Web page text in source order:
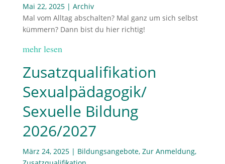
Mai 22, 2025| Archiv
Mal vom Alltag abschalten? Mal ganz um sich selbst
kümmern? Dann bist du hier richtig!
mehr lesen
Zusatzqualifikation
Sexualpädagogik/
Sexuelle Bildung
2026/2027
März 24, 2025| Bildungsangebote, Zur Anmeldung,